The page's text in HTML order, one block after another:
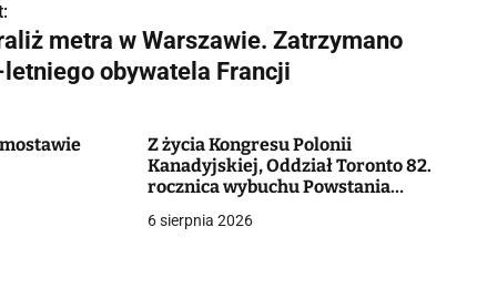
metra w Warszawie. Zatrzymano
obywatela Francji
Z życia Kongresu Polonii
Kanadyjskiej, Oddział Toronto 82.
rocznica wybuchu Powstania
6 sierpnia 2026